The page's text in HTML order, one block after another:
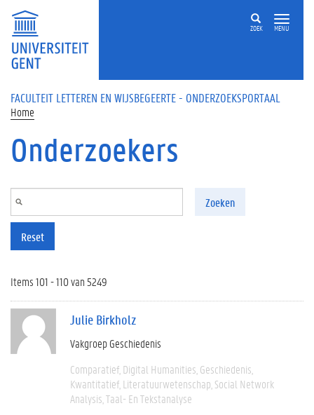
Overslaan en naar de inhoud gaan
ZOEK MENU
FACULTEIT LETTEREN EN WIJSBEGEERTE - ONDERZOEKSPORTAAL
Home
Onderzoekers
Zoeken
Reset
Items 101 - 110 van 5249
Julie Birkholz
Vakgroep Geschiedenis
Comparatief Digital Humanities Geschiedenis
Kwantitatief Literatuurwetenschap Social Network
Analysis Taal- En Tekstanalyse